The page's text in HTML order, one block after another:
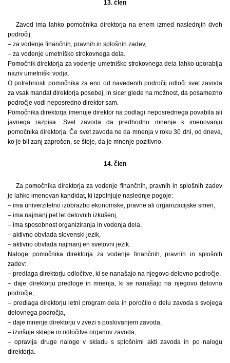
13. člen
Zavod ima lahko pomočnika direktorja na enem izmed naslednjih dveh
področij:
– za vodenje finančnih, pravnih in splošnih zadev,
– za vodenje umetniško strokovnega dela.
Pomočnik direktorja za vodenje umetniško strokovnega dela lahko uporablja
naziv umetniški vodja.
O potrebnosti pomočnika za eno od navedenih področij odloči svet zavoda
za vsak mandat direktorja posebej, in sicer glede na možnost, da posamezno
področje vodi neposredno direktor sam.
Pomočnika direktorja imenuje direktor na podlagi neposrednega povabila ali
javnega razpisa. Svet zavoda da predhodno mnenje k imenovanju
pomočnika direktorja. Če svet zavoda ne da mnenja v roku 30 dni, od dneva,
ko je bil zanj zaprošen, se šteje, da je mnenje pozitivno.
14. člen
Za pomočnika direktorja za vodenje finančnih, pravnih in splošnih zadev
je lahko imenovan kandidat, ki izpolnjuje naslednje pogoje:
– ima univerzitetno izobrazbo ekonomske, pravne ali organizacijske smeri,
– ima najmanj pet let delovnih izkušenj,
– ima sposobnost organiziranja in vodenja dela,
– aktivno obvlada slovenski jezik,
– aktivno obvlada najmanj en svetovni jezik.
Naloge pomočnika direktorja za vodenje finančnih, pravnih in splošnih
zadev:
– predlaga direktorju odločitve, ki se nanašajo na njegovo delovno področje,
– daje direktorju predloge in mnenja, ki se nanašajo na njegovo delovno
področje,
– predlaga direktorju letni program dela in poročilo o delu zavoda s svojega
delovnega področja,
– daje mnenje direktorju v zvezi s poslovanjem zavoda,
– izvršuje sklepe in odločitve organov zavoda,
– opravlja druge naloge v skladu s splošnimi akti zavoda in po nalogu
direktorja.